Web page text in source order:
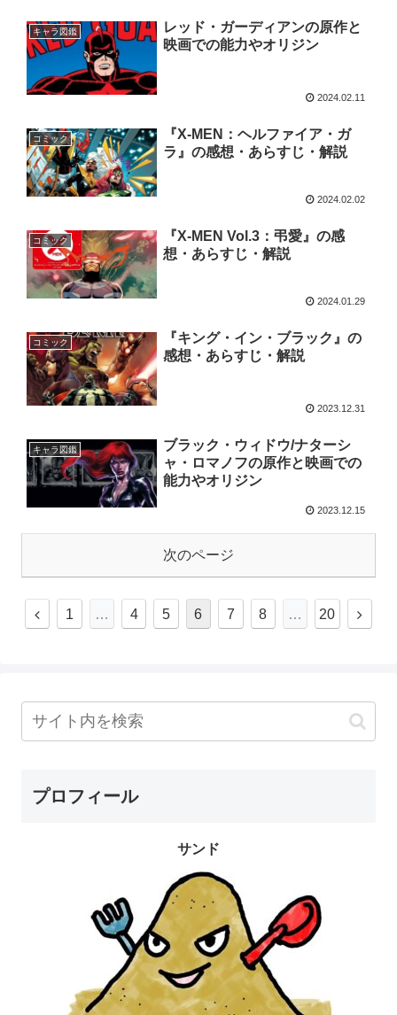
キャラ図鑑
レッド・ガーディアンの原作と
映画での能力やオリジン
2024.02.11
コミック
『X-MEN：ヘルファイア・ガ
ラ』の感想・あらすじ・解説
2024.02.02
コミック
『X-MEN Vol.3：弔愛』の感
想・あらすじ・解説
2024.01.29
コミック
『キング・イン・ブラック』の
感想・あらすじ・解説
2023.12.31
キャラ図鑑
ブラック・ウィドウ/ナターシ
ャ・ロマノフの原作と映画での
能力やオリジン
2023.12.15
次のページ
1 … 4 5 6 7 8 … 20
プロフィール
サンド